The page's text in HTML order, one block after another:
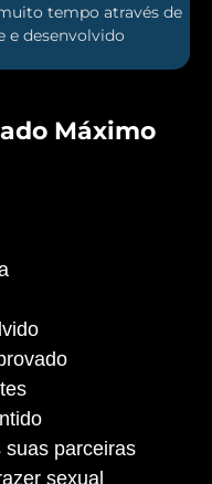
tempo através de
e desenvolvido
Máximo
suas parceiras
sexual